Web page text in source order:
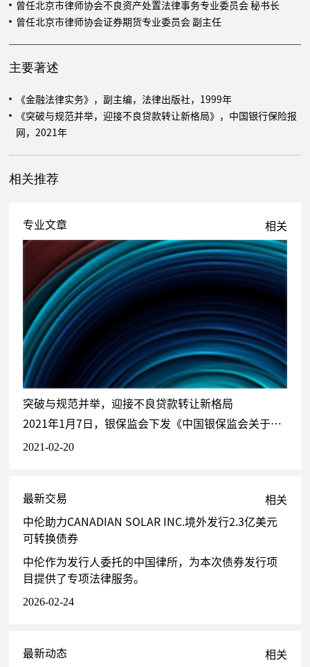
烟台张裕葡萄酿酒股份有限公司增资发行A股主承销商律师
乐生活（北京）智慧社区投资发展公司整体变更为股份公司并申请新
中国华融资产管理股份有限公司120亿元金融债发行的法律顾问
渤海银行多次二级资本债券、次级债券发行的法律顾问
为鼎晖(CDH)基金进行股权投资提供尽职调查、合同起草等法律服务
为爱康国宾健康体检管理集团提供收购尽职调查、合同起草等法律服
律服务
为上海电气集团股份有限公司提供收购尽职调查、合同起草等法律服
为中再资产管理股份有限公司设立股权投资计划、资产支持计划等项
目提供法律服务
为东莞市三联热电电费收费权资产证券化项目提供法律服务
为中国信达资产管理股份有限公司提供债权收购尽职调查等法律服务
常年法律顾问
摩根士丹利资产服务咨询（中国）有限公司
中国民生银行股份有限公司
中央国债登记结算有限责任公司
银行业信贷资产登记流转中心有限公司
中国农业银行信托投资公司
营口港务股份有限公司
北京北大维信生物科技有限公司
诉讼、仲裁
代理北京建工集团有限责任公司处理在北京仲裁委员会审理的某大型
代理上海电气（集团）总公司处理某大型工程的设计施工合同纠纷仲
曾任北京市律师协会不良资产处置法律事务专业委员会 秘书长
曾任北京市律师协会证券期货专业委员会 副主任
主要著述
《金融法律实务》，副主编，法律出版社，1999年
《突破与规范并举，迎接不良贷款转让新格局》，中国银行保险报
网，2021年
相关推荐
专业文章 相关
突破与规范并举，迎接不良贷款转让新格局
2021年1月7日，银保监会下发《中国银保监会关于开展不良贷款转让试点工作的通知》（银保监办便函〔2021〕26号，下称《试点通知》），同意由银行业信贷资产登记流转中心（下称银登中心）作为试点平台，就
2021-02-20
最新交易 相关
中伦助力CANADIAN SOLAR INC.境外发行2.3亿美元
可转换债券
中伦作为发行人委托的中国律所，为本次债券发行项
目提供了专项法律服务。
2026-02-24
最新动态 相关